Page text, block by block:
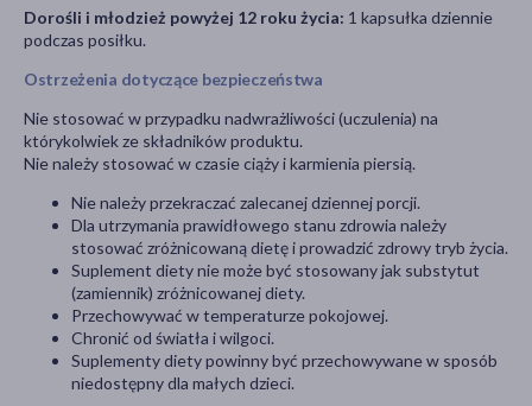
Dorośli i młodzież powyżej 12 roku życia: 1 kapsułka dziennie
podczas posiłku.
Ostrzeżenia dotyczące bezpieczeństwa
Nie stosować w przypadku nadwrażliwości (uczulenia) na
którykolwiek ze składników produktu.
Nie należy stosować w czasie ciąży i karmienia piersią.
Nie należy przekraczać zalecanej dziennej porcji.
Dla utrzymania prawidłowego stanu zdrowia należy
stosować zróżnicowaną dietę i prowadzić zdrowy tryb życia.
Suplement diety nie może być stosowany jak substytut
(zamiennik) zróżnicowanej diety.
Przechowywać w temperaturze pokojowej.
Chronić od światła i wilgoci.
Suplementy diety powinny być przechowywane w sposób
niedostępny dla małych dzieci.